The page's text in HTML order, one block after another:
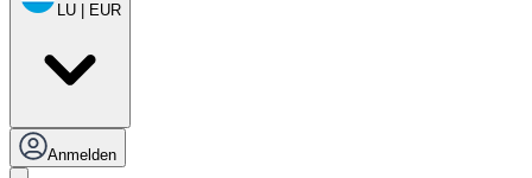
LU | EUR
Anmelden